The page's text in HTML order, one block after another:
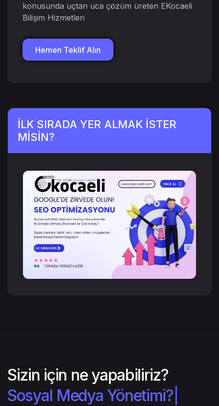
konusunda uçtan uca çözüm üreten EKocaeli
Bilişim Hizmetleri
Hemen Teklif Alın
İLK SIRADA YER ALMAK İSTER
MİSİN?
Sizin için ne yapabiliriz?
Sosyal Medya Yönetimi?